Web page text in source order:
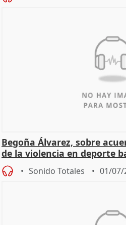
Begoña Álvarez, sobre
de la violencia en deporte
Sonido Totales 01/07/